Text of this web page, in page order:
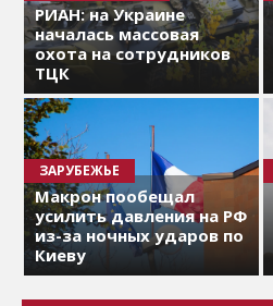
РИАН: на Украине
началась массовая
охота на сотрудников
ТЦК
ЗАРУБЕЖЬЕ
Макрон пообещал
усилить давления на РФ
из-за ночных ударов по
Киеву